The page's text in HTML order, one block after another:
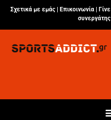
Σχετικά με εμάς | Επικοινωνία
Γίνε
συνεργάτης